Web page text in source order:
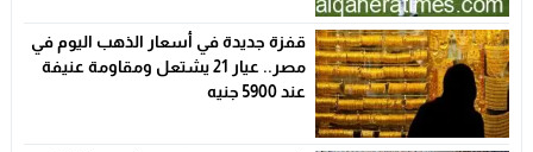
قفزة جديدة في أسعار الذهب اليوم في
مصر.. عيار 21 يشتعل ومقاومة عنيفة
عند 5900 جنيه